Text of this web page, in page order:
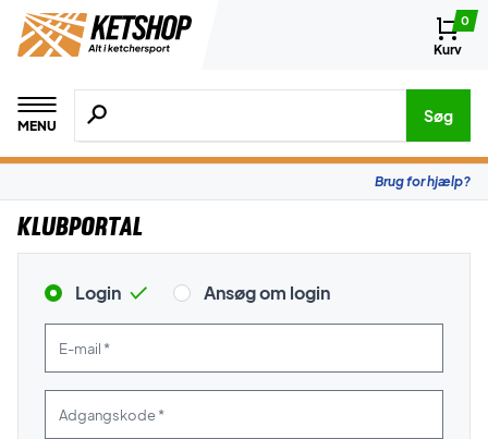
0
Kurv
MENU
Søg efter produkter, mærker etc.
Søg
Brug for hjælp?
Klubportal
Login Ansøg om login